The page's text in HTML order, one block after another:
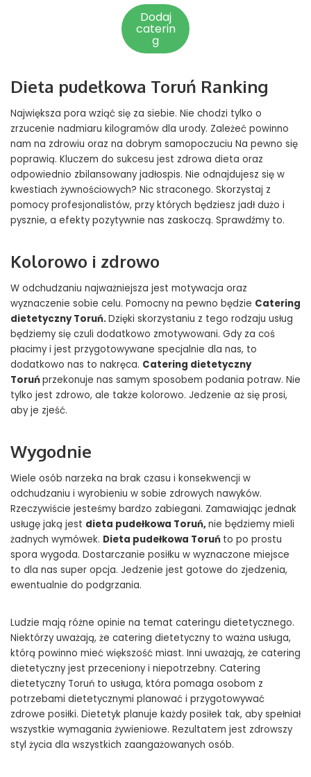
Dodaj
caterin
g
Dieta pudełkowa Toruń Ranking
Największa pora wziąć się za siebie. Nie chodzi tylko o
zrzucenie nadmiaru kilogramów dla urody. Zależeć powinno
nam na zdrowiu oraz na dobrym samopoczuciu Na pewno się
poprawią. Kluczem do sukcesu jest zdrowa dieta oraz
odpowiednio zbilansowany jadłospis. Nie odnajdujesz się w
kwestiach żywnościowych? Nic straconego. Skorzystaj z
pomocy profesjonalistów, przy których będziesz jadł dużo i
pysznie, a efekty pozytywnie nas zaskoczą. Sprawdźmy to.
Kolorowo i zdrowo
W odchudzaniu najważniejsza jest motywacja oraz
wyznaczenie sobie celu. Pomocny na pewno będzie Catering
dietetyczny Toruń.Dzięki skorzystaniu z tego rodzaju usług
będziemy się czuli dodatkowo zmotywowani. Gdy za coś
płacimy i jest przygotowywane specjalnie dla nas, to
dodatkowo nas to nakręca. Catering dietetyczny
Toruńprzekonuje nas samym sposobem podania potraw. Nie
tylko jest zdrowo, ale także kolorowo. Jedzenie aż się prosi,
aby je zjeść.
Wygodnie
Wiele osób narzeka na brak czasu i konsekwencji w
odchudzaniu i wyrobieniu w sobie zdrowych nawyków.
Rzeczywiście jesteśmy bardzo zabiegani. Zamawiając jednak
usługę jaką jest dieta pudełkowa Toruń, nie będziemy mieli
żadnych wymówek. Dieta pudełkowa Toruń to po prostu
spora wygoda. Dostarczanie posiłku w wyznaczone miejsce
to dla nas super opcja. Jedzenie jest gotowe do zjedzenia,
ewentualnie do podgrzania.
Ludzie mają różne opinie na temat cateringu dietetycznego.
Niektórzy uważają, że catering dietetyczny to ważna usługa,
którą powinno mieć większość miast. Inni uważają, że catering
dietetyczny jest przeceniony i niepotrzebny. Catering
dietetyczny Toruń to usługa, która pomaga osobom z
potrzebami dietetycznymi planować i przygotowywać
zdrowe posiłki. Dietetyk planuje każdy posiłek tak, aby spełniał
wszystkie wymagania żywieniowe. Rezultatem jest zdrowszy
styl życia dla wszystkich zaangażowanych osób.